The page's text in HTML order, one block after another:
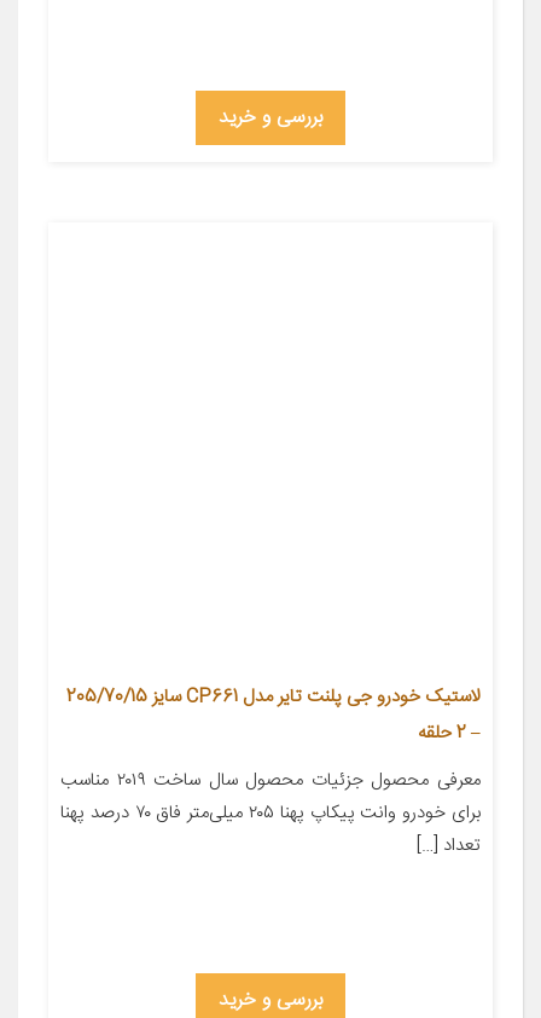
بررسی و خرید
لاستیک خودرو جی پلنت تایر مدل CP661 سایز 205/70/15
– 2 حلقه
معرفی محصول جزئیات محصول سال ساخت ۲۰۱۹ مناسب
برای خودرو وانت پیکاپ پهنا ۲۰۵ میلی‌متر فاق ۷۰ درصد پهنا
تعداد […]
بررسی و خرید